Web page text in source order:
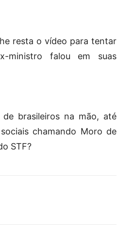
resta o vídeo para tentar
ministro falou em suas
brasileiros na mão, até
chamando Moro de
STF?